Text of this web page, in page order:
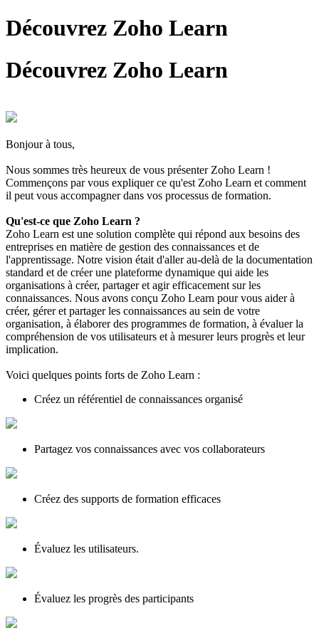
Découvrez Zoho Learn
Découvrez Zoho Learn
Bonjour à tous,
Nous sommes très heureux de vous présenter Zoho Learn !
Commençons par vous expliquer ce qu'est Zoho Learn et comment
il peut vous accompagner dans vos processus de formation.
Qu'est-ce que Zoho Learn ?
Zoho Learn est une solution complète qui répond aux besoins des
entreprises en matière de gestion des connaissances et de
l'apprentissage. Notre vision était d'aller au-delà de la documentation
standard et de créer une plateforme dynamique qui aide les
organisations à créer, partager et agir efficacement sur les
connaissances. Nous avons conçu Zoho Learn pour vous aider à
créer, gérer et partager les connaissances au sein de votre
organisation, à élaborer des programmes de formation, à évaluer la
compréhension de vos utilisateurs et à mesurer leurs progrès et leur
implication.
Voici quelques points forts de Zoho Learn :
Créez un référentiel de connaissances organisé
Partagez vos connaissances avec vos collaborateurs
Créez des supports de formation efficaces
Évaluez les utilisateurs.
Évaluez les progrès des participants